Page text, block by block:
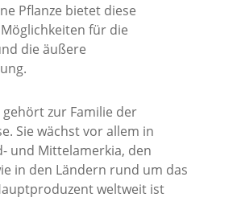
Pflanze bietet diese
für die
die äußere
gehört zur Familie der
Sie wächst vor allem in
und Mittelamerkia, den
in den Ländern rund um das
weltweit ist